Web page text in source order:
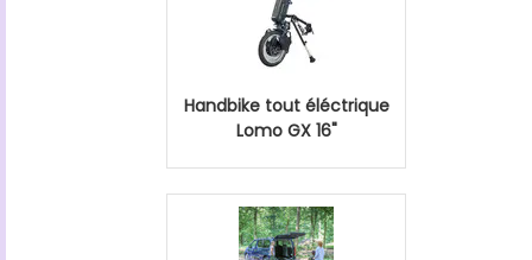
Handbike tout éléctrique
Lomo GX 16"